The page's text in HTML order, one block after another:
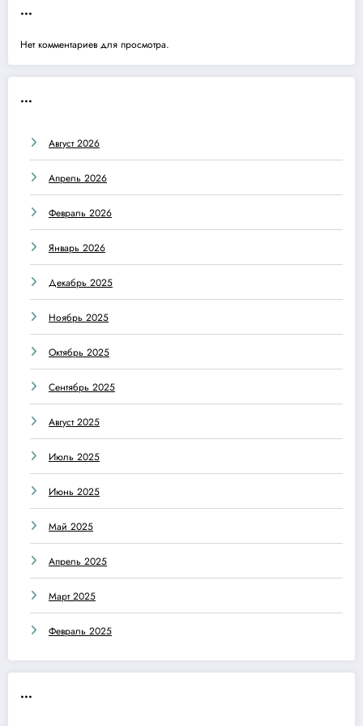
...
Нет комментариев для просмотра.
...
Август 2026
Апрель 2026
Февраль 2026
Январь 2026
Декабрь 2025
Ноябрь 2025
Октябрь 2025
Сентябрь 2025
Август 2025
Июль 2025
Июнь 2025
Май 2025
Апрель 2025
Март 2025
Февраль 2025
...